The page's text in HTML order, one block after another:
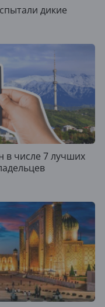
дикие
в числе 7 лучших